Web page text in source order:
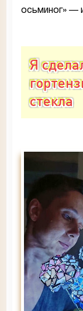
осьминог» —
Я
стекла